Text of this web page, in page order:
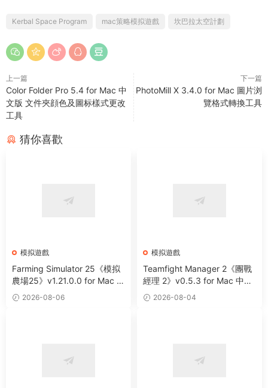
Kerbal Space Program mac策略模拟遊戲 坎巴拉太空計劃
上一篇
Color Folder Pro 5.4 for Mac 中
文版 文件夾顔色及圖标樣式更改
工具
下一篇
PhotoMill X 3.4.0 for Mac 圖片浏
覽格式轉換工具
猜你喜歡
模拟遊戲
Farming Simulator 25《模拟
農場25》v1.21.0.0 for Mac 中
文破解版 大型農耕模拟遊戲
2026-08-06
模拟遊戲
Teamfight Manager 2《團戰
經理 2》v0.5.3 for Mac 中文
版 電競戰隊管理主題模拟遊戲
2026-08-04